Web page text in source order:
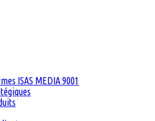
ISAS MEDIA 9001